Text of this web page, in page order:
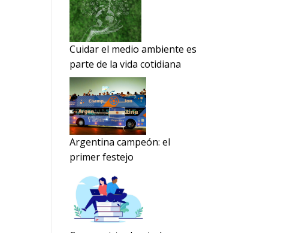
Cuidar el medio ambiente es
parte de la vida cotidiana
Argentina campeón: el
primer festejo